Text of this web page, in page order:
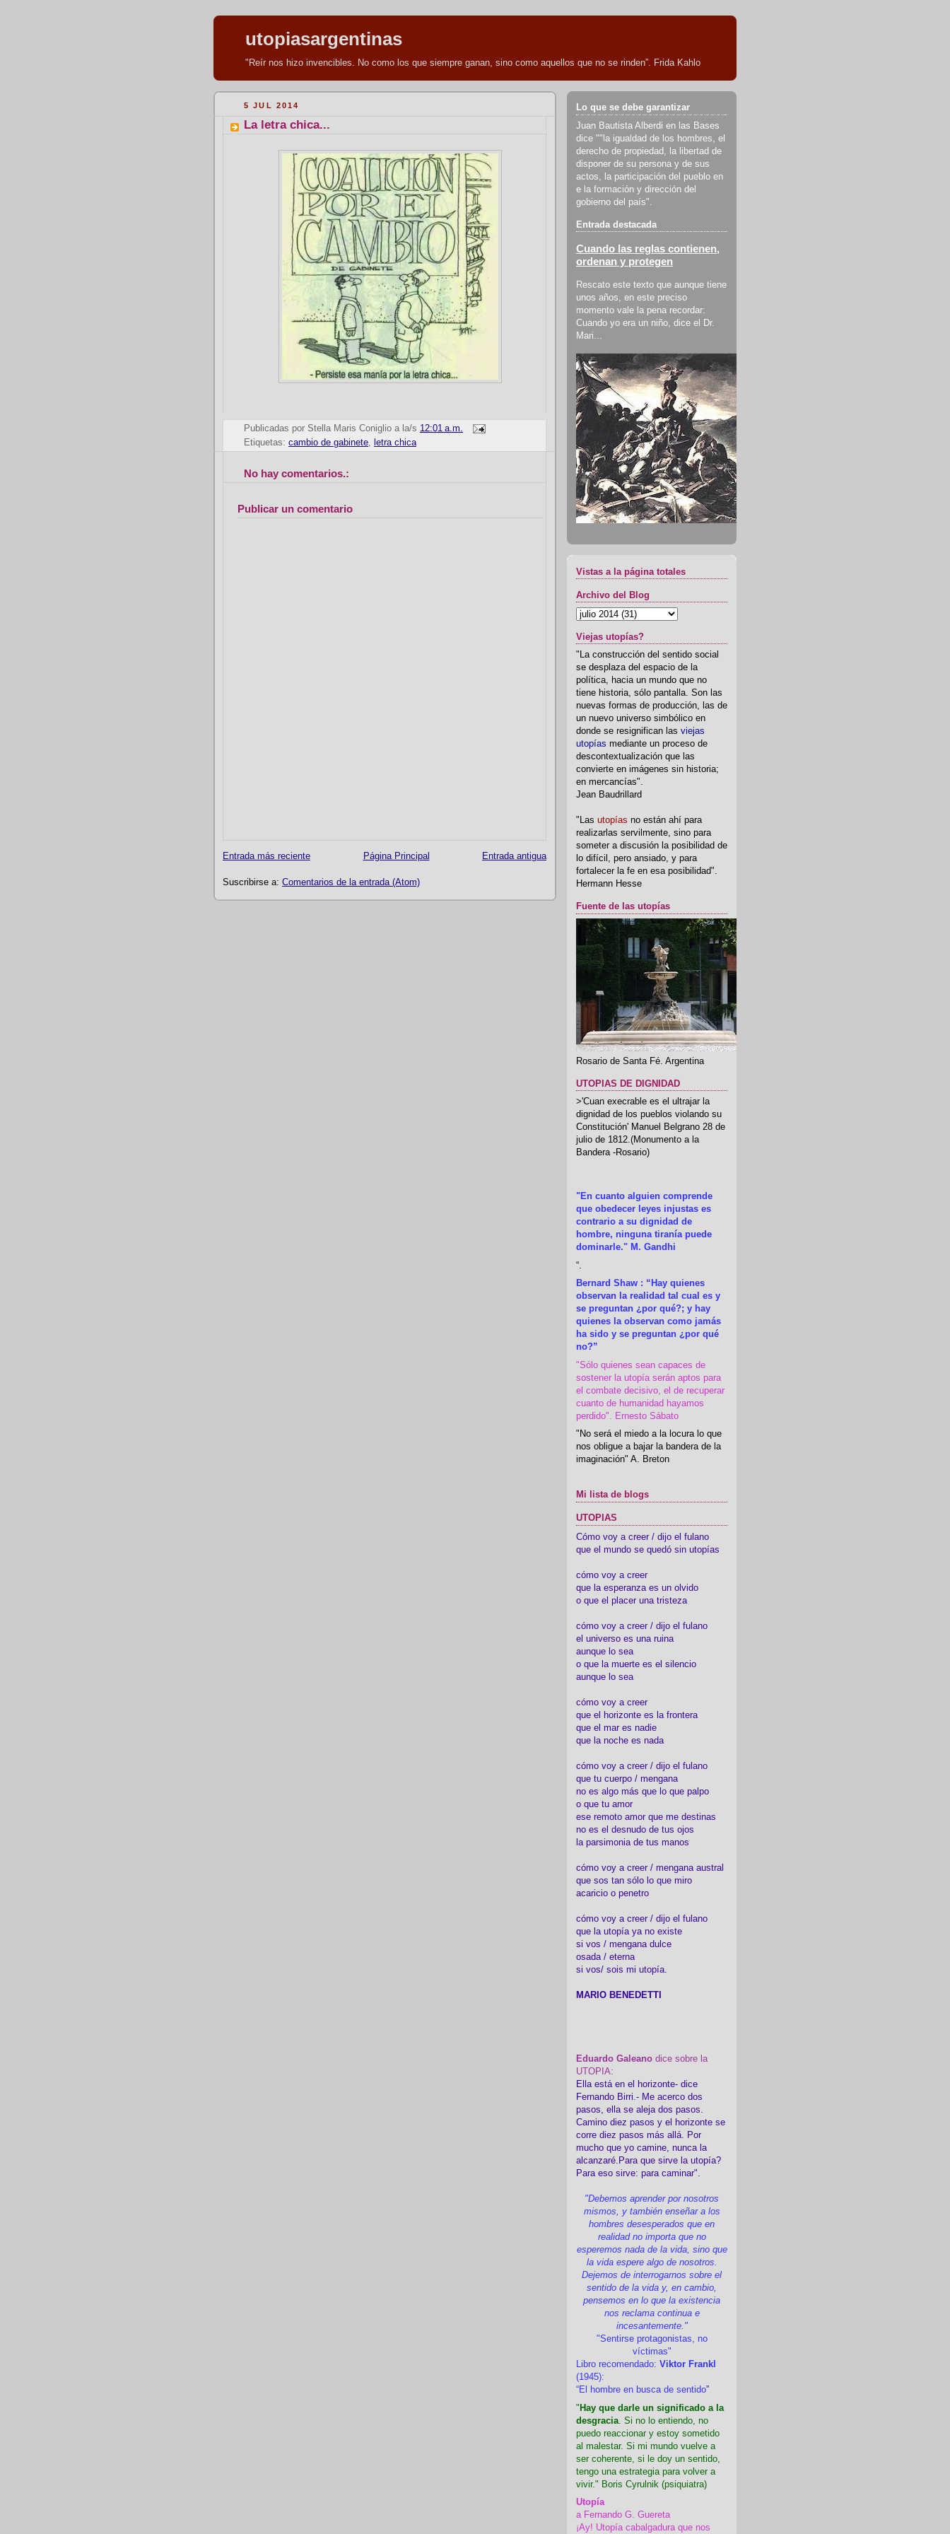
utopiasargentinas
"Reír nos hizo invencibles. No como los que siempre ganan, sino como aquellos que no se rinden”. Frida Kahlo
5 JUL 2014
La letra chica...
Publicadas por Stella Maris Coniglio a la/s 12:01 a.m.
Etiquetas: cambio de gabinete, letra chica
No hay comentarios.:
Publicar un comentario
Entrada más reciente Entrada antigua
Página Principal
Suscribirse a: Comentarios de la entrada (Atom)
Lo que se debe garantizar
Juan Bautista Alberdi en las Bases
dice ""la igualdad de los hombres, el
derecho de propiedad, la libertad de
disponer de su persona y de sus
actos, la participación del pueblo en
e la formación y dirección del
gobierno del país".
Entrada destacada
Cuando las reglas contienen,
ordenan y protegen
Rescato este texto que aunque tiene
unos años, en este preciso
momento vale la pena recordar:
Cuando yo era un niño, dice el Dr.
Mari...
Vistas a la página totales
Archivo del Blog
Viejas utopías?
"La construcción del sentido social
se desplaza del espacio de la
política, hacia un mundo que no
tiene historia, sólo pantalla. Son las
nuevas formas de producción, las de
un nuevo universo simbólico en
donde se resignifican las viejas
utopías mediante un proceso de
descontextualización que las
convierte en imágenes sin historia;
en mercancías".
Jean Baudrillard
"Las utopías no están ahí para
realizarlas servilmente, sino para
someter a discusión la posibilidad de
lo difícil, pero ansiado, y para
fortalecer la fe en esa posibilidad".
Hermann Hesse
Fuente de las utopías
Rosario de Santa Fé. Argentina
UTOPIAS DE DIGNIDAD
>'Cuan execrable es el ultrajar la
dignidad de los pueblos violando su
Constitución' Manuel Belgrano 28 de
julio de 1812.(Monumento a la
Bandera -Rosario)
"En cuanto alguien comprende
que obedecer leyes injustas es
contrario a su dignidad de
hombre, ninguna tiranía puede
dominarle." M. Gandhi
“
Bernard Shaw : “Hay quienes
observan la realidad tal cual es y
se preguntan ¿por qué?; y hay
quienes la observan como jamás
ha sido y se preguntan ¿por qué
no?”
"Sólo quienes sean capaces de
sostener la utopía serán aptos para
el combate decisivo, el de recuperar
cuanto de humanidad hayamos
perdido". Ernesto Sábato
"No será el miedo a la locura lo que
nos obligue a bajar la bandera de la
imaginación" A. Breton
Mi lista de blogs
UTOPIAS
Cómo voy a creer / dijo el fulano
que el mundo se quedó sin utopías
cómo voy a creer
que la esperanza es un olvido
o que el placer una tristeza
cómo voy a creer / dijo el fulano
el universo es una ruina
aunque lo sea
o que la muerte es el silencio
aunque lo sea
cómo voy a creer
que el horizonte es la frontera
que el mar es nadie
que la noche es nada
cómo voy a creer / dijo el fulano
que tu cuerpo / mengana
no es algo más que lo que palpo
o que tu amor
ese remoto amor que me destinas
no es el desnudo de tus ojos
la parsimonia de tus manos
cómo voy a creer / mengana austral
que sos tan sólo lo que miro
acaricio o penetro
cómo voy a creer / dijo el fulano
que la utopía ya no existe
si vos / mengana dulce
osada / eterna
si vos/ sois mi utopía.
MARIO BENEDETTI
Eduardo Galeano dice sobre la
UTOPIA:
Ella está en el horizonte- dice
Fernando Birri.- Me acerco dos
pasos, ella se aleja dos pasos.
Camino diez pasos y el horizonte se
corre diez pasos más allá. Por
mucho que yo camine, nunca la
alcanzaré.Para que sirve la utopía?
Para eso sirve: para caminar".
"Debemos aprender por nosotros
mismos, y también enseñar a los
hombres desesperados que en
realidad no importa que no
esperemos nada de la vida, sino que
la vida espere algo de nosotros.
Dejemos de interrogarnos sobre el
sentido de la vida y, en cambio,
pensemos en lo que la existencia
nos reclama continua e
incesantemente."
"Sentirse protagonistas, no
víctimas"
Libro recomendado: Viktor Frankl
(1945):
“El hombre en busca de sentido”
" Hay que darle un significado a la
desgracia. Si no lo entiendo, no
puedo reaccionar y estoy sometido
al malestar. Si mi mundo vuelve a
ser coherente, si le doy un sentido,
tengo una estrategia para volver a
vivir." Boris Cyrulnik (psiquiatra)
Utopía
a Fernando G. Guereta
¡Ay! Utopía cabalgadura que nos